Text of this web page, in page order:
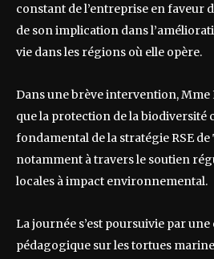
constant de l’entreprise en faveur
de son implication dans
vie dans les régions où elle opère.
Dans une brève intervention,
que la protection de la biodiversité
fondamental de la stratégie RSE de
notamment à travers le soutien
locales à impact environnemental.
La journée s’est poursuivie par
pédagogique sur les tortues